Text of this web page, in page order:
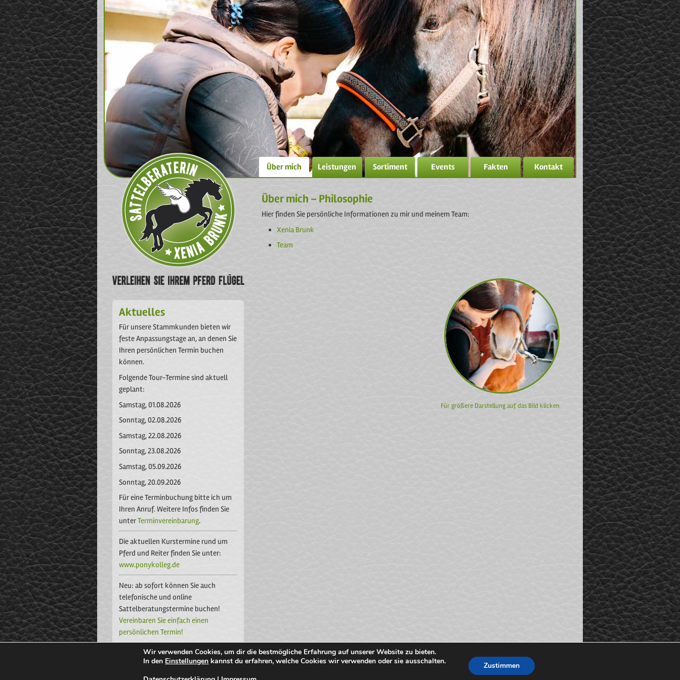
Über mich Leistungen Sortiment Events Fakten Kontakt
Aktuelles
Für unsere Stammkunden bieten wir
feste Anpassungstage an, an denen Sie
Ihren persönlichen Termin buchen
können.
Folgende Tour-Termine sind aktuell
geplant:
Samstag, 01.08.2026
Sonntag, 02.08.2026
Samstag, 22.08.2026
Sonntag, 23.08.2026
Samstag, 05.09.2026
Sonntag, 20.09.2026
Für eine Terminbuchung bitte ich um
Ihren Anruf. Weitere Infos finden Sie
unterTerminvereinbarung.
Die aktuellen Kurstermine rund um
Pferd und Reiter finden Sie unter:
www.ponykolleg.de
Neu: ab sofort können Sie auch
telefonische und online
Sattelberatungstermine buchen!
Vereinbaren Sie einfach einen
persönlichen Termin!
Über mich – Philosophie
Hier finden Sie persönliche Informationen zu mir und meinem Team:
Xenia Brunk
Team
Für größere Darstellung auf das Bild klicken
SATTELBERATERIN ✭ XENIA BRUNK Impressum
Wir verwenden Cookies, um dir die bestmögliche Erfahrung auf unserer Website zu bieten.
In den Einstellungen kannst du erfahren, welche Cookies wir verwenden oder sie ausschalten.
Zustimmen